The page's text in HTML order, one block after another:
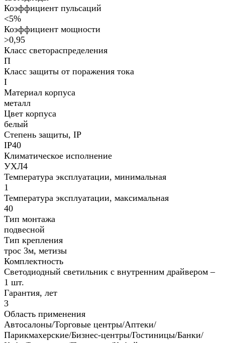
Коэффициент пульсаций
<5%
Коэффициент мощности
>0,95
Класс светораспределения
П
Класс защиты от поражения тока
I
Материал корпуса
металл
Цвет корпуса
белый
Степень защиты, IP
IP40
Климатическое исполнение
УХЛ4
Температура эксплуатации, минимальная
1
Температура эксплуатации, максимальная
40
Тип монтажа
подвесной
Тип крепления
трос 3м, метизы
Комплектность
Светодиодный светильник с внутренним драйвером –
1 шт.
Гарантия, лет
3
Область применения
Автосалоны/Торговые центры/Аптеки/
Парикмахерские/Бизнес-центры/Гостиницы/Банки/